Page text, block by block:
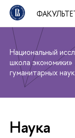
Национальный
школа экономики»
гуманитарных наук
Наука